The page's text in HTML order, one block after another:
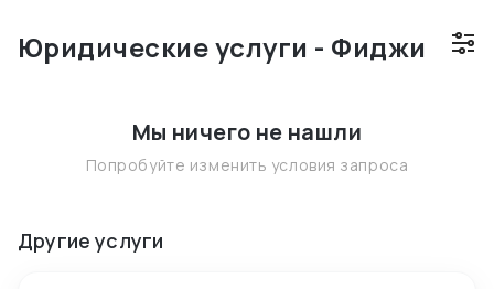
Юридические услуги - Фиджи
Мы ничего не нашли
Попробуйте изменить условия запроса
Другие услуги